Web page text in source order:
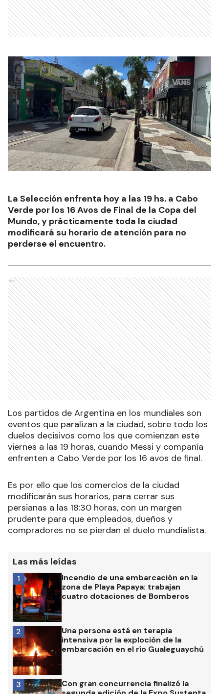
La Selección enfrenta hoy a las 19 hs. a Cabo
Verde por los 16 Avos de Final de la Copa del
Mundo, y prácticamente toda la ciudad
modificará su horario de atención para no
perderse el encuentro.
Ads
Los partidos de Argentina en los mundiales son
eventos que paralizan a la ciudad, sobre todo los
duelos decisivos como los que comienzan este
viernes a las 19 horas, cuando Messi y companía
enfrenten a Cabo Verde por los 16 avos de final.
Es por ello que los comercios de la ciudad
modificarán sus horarios, para cerrar sus
persianas a las 18:30 horas, con un margen
prudente para que empleados, dueños y
compradores no se pierdan el duelo mundialista.
Las más leídas
Incendio de una embarcación en la
zona de Playa Papaya: trabajan
cuatro dotaciones de Bomberos
1
Una persona está en terapia
intensiva por la exploción de la
embarcación en el río Gualeguaychú
2
Con gran concurrencia finalizó la
3